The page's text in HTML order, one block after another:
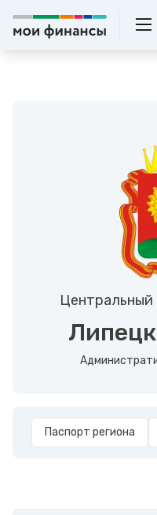
Центральный
Паспорт региона